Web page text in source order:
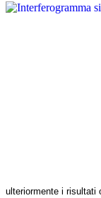
ulteriormente i risultati